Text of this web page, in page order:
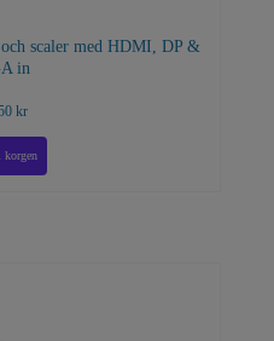
scaler med HDMI, DP &
in
kr